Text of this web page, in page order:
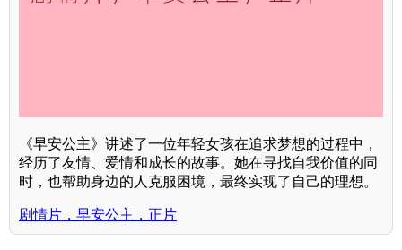
《早安公主》讲述了一位年轻女孩在追求梦想的过程中，
经历了友情、爱情和成长的故事。她在寻找自我价值的同
时，也帮助身边的人克服困境，最终实现了自己的理想。
剧情片，早安公主，正片